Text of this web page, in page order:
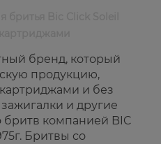
бренд, который
продукцию,
и без
и другие
бритв компанией BIC
Бритвы со